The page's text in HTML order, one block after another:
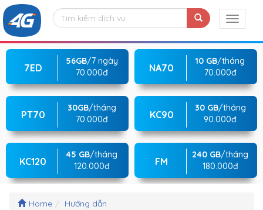
7ED
56GB/7 ngày
70.000đ
NA70
10 GB/tháng
70.000đ
PT70
30GB/tháng
70.000đ
KC90
30 GB/tháng
90.000đ
KC120
45 GB/tháng
120.000đ
FM
240 GB/tháng
180.000đ
Home
Hướng dẫn